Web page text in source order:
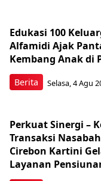
Berita
Edukasi 100
Alfamidi Ajak
Kembang Anak di
Selasa, 4 Agu
Perkuat Sinergi –
Transaksi
Cirebon Kartini
Layanan